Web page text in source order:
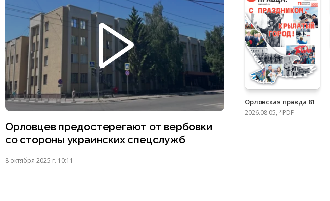
Орловцев предостерегают от вербовки
со стороны украинских спецслужб
8 октября 2025 г. 10:11
Орловская правда 81
2026.08.05, *PDF